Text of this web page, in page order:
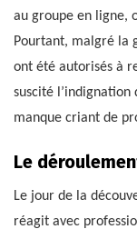
au groupe en ligne,
Pourtant, malgré la
ont été autorisés à
suscité l’indignation
manque criant de
Le
Le jour de la
réagit avec